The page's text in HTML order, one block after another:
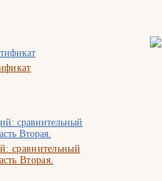
сравнительный
Вторая.